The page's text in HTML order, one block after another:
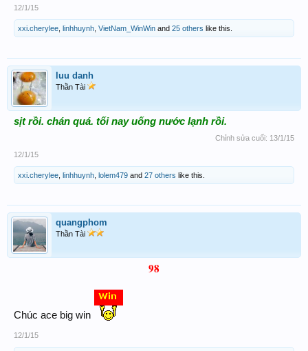
12/1/15
xxi.cherylee linhhuynh VietNam_WinWin and 25 others like this.
luu danh
Thần Tài
sịt rồi. chán quá. tối nay uống nước lạnh rồi.
Chỉnh sửa cuối: 13/1/15
12/1/15
xxi.cherylee linhhuynh lolem479 and 27 others like this.
quangphom
Thần Tài
98
Chúc ace big win
12/1/15